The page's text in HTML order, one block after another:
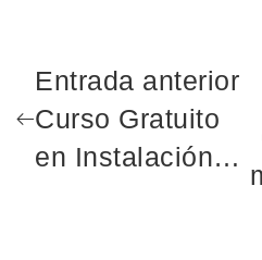
Entrada anterior
Curso Gratuito
en Instalación